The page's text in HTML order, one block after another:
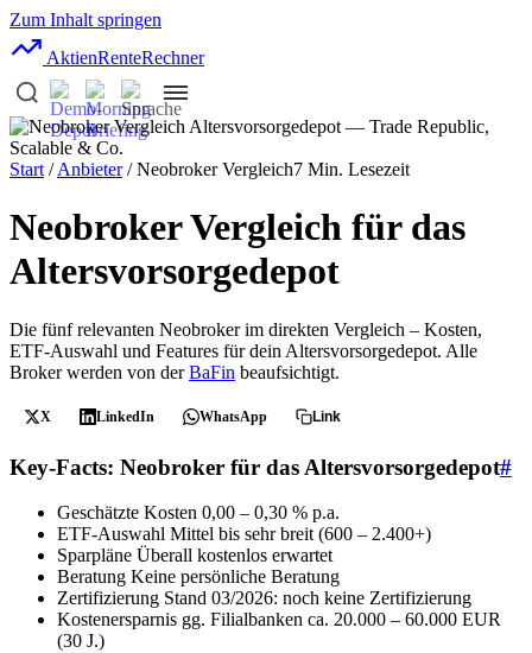
Zum Inhalt springen
AktienRenteRechner
Start /Anbieter/ Neobroker Vergleich7 Min. Lesezeit
Neobroker Vergleich für das
Altersvorsorgedepot
Die fünf relevanten Neobroker im direkten Vergleich – Kosten,
ETF-Auswahl und Features für dein Altersvorsorgedepot. Alle
Broker werden von derBaFin beaufsichtigt.
X LinkedIn WhatsApp Link
Key-Facts: Neobroker für das Altersvorsorgedepot#
Geschätzte Kosten 0,00 – 0,30 % p.a.
ETF-Auswahl Mittel bis sehr breit (600 – 2.400+)
Sparpläne Überall kostenlos erwartet
Beratung Keine persönliche Beratung
Zertifizierung Stand 03/2026: noch keine Zertifizierung
Kostenersparnis gg. Filialbanken ca. 20.000 – 60.000 EUR
(30 J.)